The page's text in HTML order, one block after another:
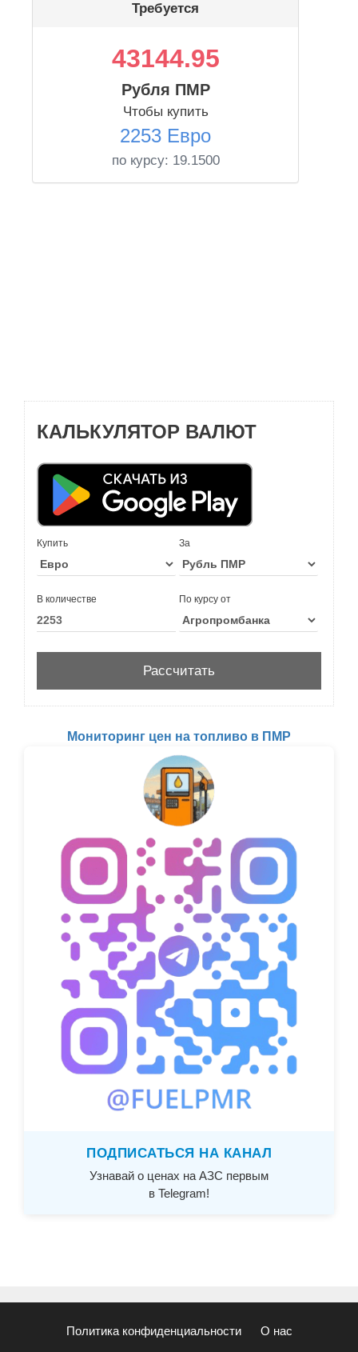
Требуется
43144.95
Рубля ПМР
Чтобы купить
2253 Евро
по курсу: 19.1500
КАЛЬКУЛЯТОР ВАЛЮТ
Купить За
В количестве По курсу от
Мониторинг цен на топливо в ПМР
ПОДПИСАТЬСЯ НА КАНАЛ
Узнавай о ценах на АЗС первым
в Telegram!
Политика конфиденциальности О нас